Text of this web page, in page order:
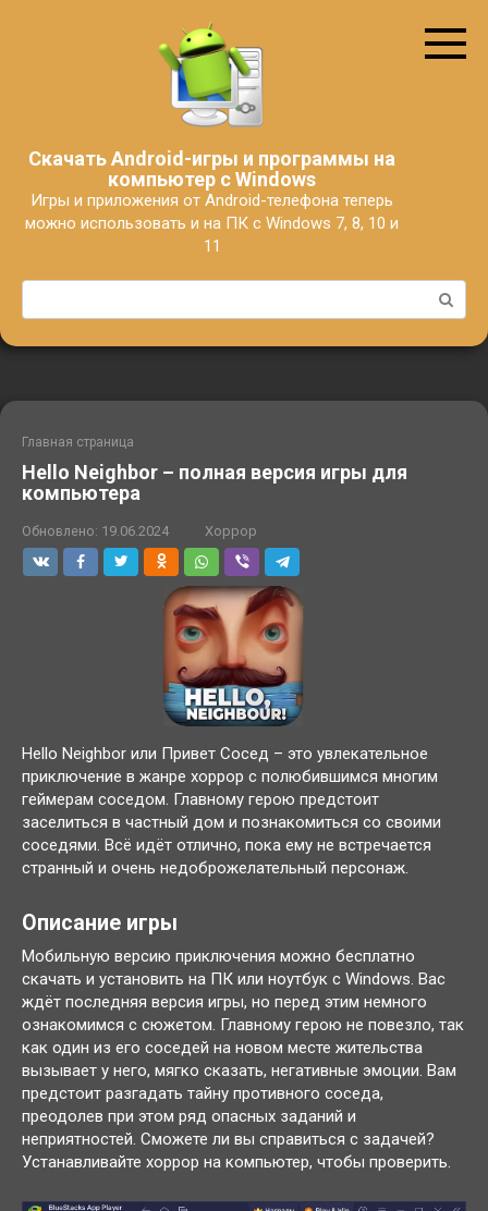
Скачать Android-игры и программы на
компьютер с Windows
Игры и приложения от Android-телефона теперь
можно использовать и на ПК с Windows 7, 8, 10 и
11
Поиск:
Главная страница
Hello Neighbor – полная версия игры для
компьютера
Обновлено: 19.06.2024 Хоррор
Hello Neighbor или Привет Сосед – это увлекательное
приключение в жанре хоррор с полюбившимся многим
геймерам соседом. Главному герою предстоит
заселиться в частный дом и познакомиться со своими
соседями. Всё идёт отлично, пока ему не встречается
странный и очень недоброжелательный персонаж.
Описание игры
Мобильную версию приключения можно бесплатно
скачать и установить на ПК или ноутбук с Windows. Вас
ждёт последняя версия игры, но перед этим немного
ознакомимся с сюжетом. Главному герою не повезло, так
как один из его соседей на новом месте жительства
вызывает у него, мягко сказать, негативные эмоции. Вам
предстоит разгадать тайну противного соседа,
преодолев при этом ряд опасных заданий и
неприятностей. Сможете ли вы справиться с задачей?
Устанавливайте хоррор на компьютер, чтобы проверить.